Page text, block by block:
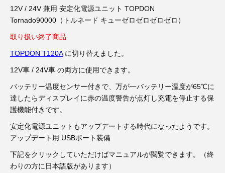
ホイールロック取り外しツール（6）
3D プリンターペン（8）
ライト関連（6）
その他（12）
12V / 24V 兼用 安定化電源ユニット TOPDON
Tornado90000（トルネード キューゼロゼロゼロゼロ）
取り扱い終了商品
TOPDON T120Aに切り替えました。
12V車 / 24V車 の両方に使用できます。
バッテリー温度センサー付きで、万が一バッテリー温度が65℃に
達したらディスプレイに赤の温度警告が点灯し充電を停止する保
護機能付きです。
安定化電源ユニットもアップデートする時代になったようです。
アップデート用 USBポート装備
下記をクリックしていただけばマニュアルが閲覧できます。（終
わりの方に日本語版があります）